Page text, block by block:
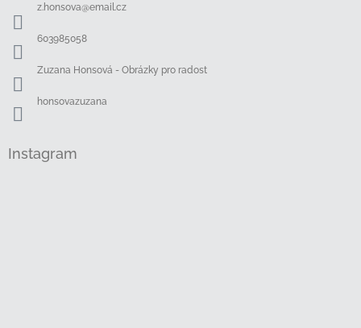
z.honsova@email.cz
603985058
Zuzana Honsová - Obrázky pro radost
honsovazuzana
Instagram